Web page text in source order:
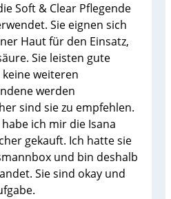
Soft & Clear Pflegende
Sie eignen sich
Haut für den Einsatz,
Sie leisten gute
weiteren
werden
sind sie zu empfehlen.
ich mir die Isana
gekauft. Ich hatte sie
und bin deshalb
Sie sind okay und